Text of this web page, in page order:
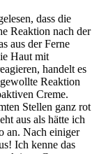
dass die
Reaktion nach der
aus der Ferne
Haut mit
handelt es
Reaktion
Creme.
Stellen ganz rot
aus als hätte ich
an. Nach einiger
Ich kenne das